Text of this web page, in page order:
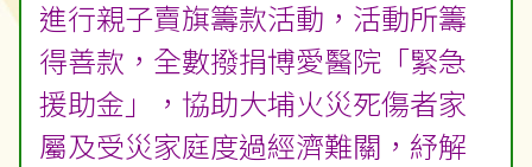
進行親子賣旗籌款活動，活動所籌
得善款，全數撥捐博愛醫院「緊急
援助金」，協助大埔火災死傷者家
屬及受災家庭度過經濟難關，紓解